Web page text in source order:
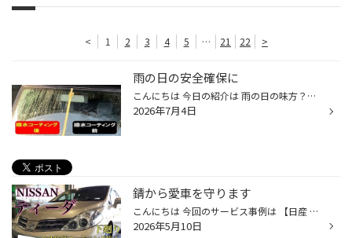
< 1 2 3 4 5 … 21 22 >
雨の日の安全確保に
こんにちは 今日の紹介は 雨の日の味方？？ ガラス撥水コート 雨の日は前が見づらい なんてことはありませんか？ そんな時はこのガラス撥水コート！！ 画像を見て頂くとわかるように 効果は一目瞭然！！ 水が弾いているのがわかります 走行中に水が玉になってスルッと 飛んでいく！！ この撥水がク...
2026年7月4日
錆から愛車を守ります
こんにちは 今回のサービス事例は 【日産 ティーダ】の 下廻り全体防錆コーティング施工です。 ボディーはきれいなのですが、 下回りも気にしたいと施工依頼です。 施工前と施工後の画像がこちら ⬇︎⬇︎作業前⬇︎⬇︎ こんな感じで施工していきます。 ⬇︎⬇︎施工後⬇︎⬇︎ 今回の防錆コーティングの効果は、 ...
2026年5月10日